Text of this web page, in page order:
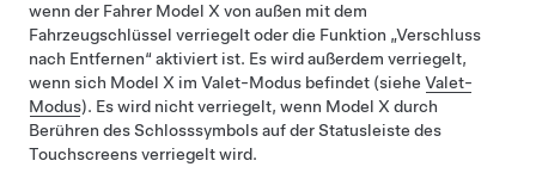
wenn der Fahrer Model X von außen mit dem
Fahrzeugschlüssel verriegelt oder die Funktion „Verschluss
nach Entfernen“ aktiviert ist. Es wird außerdem verriegelt,
wenn sich Model X im Valet-Modus befindet (siehe Valet-
Modus). Es wird nicht verriegelt, wenn Model X durch
Berühren des Schlosssymbols auf der Statusleiste des
Touchscreens verriegelt wird.